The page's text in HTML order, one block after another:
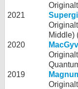
2021
Middle)
2020
2019